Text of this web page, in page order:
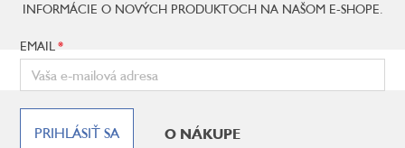
INFORMÁCIE O NOVÝCH PRODUKTOCH NA NAŠOM E-SHOPE.
EMAIL
PRIHLÁSIŤ SA O NÁKUPE